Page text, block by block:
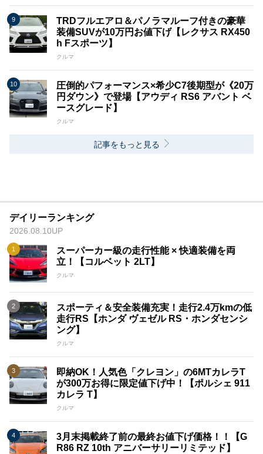
TRDフルエアロ＆パノラマルーフ付きの豪華
装備SUVが10万円お値下げ【レクサス RX450
h Fスポーツ】
クルマ
圧倒的パフォーマンス×希少C7後期型が《20万
円ダウン》で登場【アウディ RS6 アバント ベ
ースグレード】
クルマ
記事をもっと見る
デイリーランキング
2026.08.10UP
スーパーカー級の走行性能 × 快適装備を両
立！【コルベット 2LT】
クルマ
スポーティ＆安全装備充実！走行2.4万kmの低
走行RS【ホンダ ヴェゼル RS・ホンダセンシ
ング】
クルマ
即納OK！人気色「クレヨン」の6MTカレラT
が300万お得に限定値下げ中！【ポルシェ 911
カレラ T】
クルマ
3月末掲載終了前の最終お値下げ価格！！【G
R86 RZ 10th アニバーサリーリミテッド】